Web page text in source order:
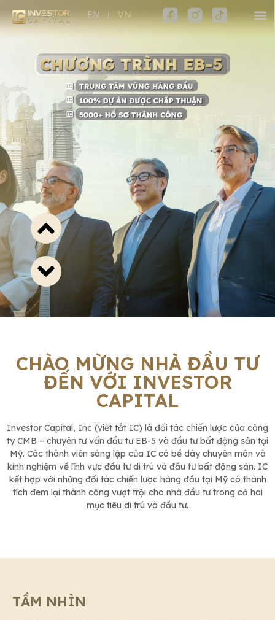
EN VN
CHÀO MỪNG NHÀ ĐẦU TƯ
ĐẾN VỚI INVESTOR
CAPITAL
Investor Capital, Inc (viết tắt IC) là đối tác chiến lược của công
ty CMB – chuyên tư vấn đầu tư EB-5 và đầu tư bất động sản tại
Mỹ. Các thành viên sáng lập của IC có bề dày chuyên môn và
kinh nghiệm về lĩnh vực đầu tư di trú và đầu tư bất động sản. IC
kết hợp với những đối tác chiến lược hàng đầu tại Mỹ có thành
tích đem lại thành công vượt trội cho nhà đầu tư trong cả hai
mục tiêu di trú và đầu tư.
TẦM NHÌN